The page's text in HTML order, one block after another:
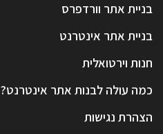
בניית אתר וורדפרס
בניית אתר אינטרנט
חנות וירטואלית
כמה עולה לבנות אתר אינטרנט?
הצהרת נגישות